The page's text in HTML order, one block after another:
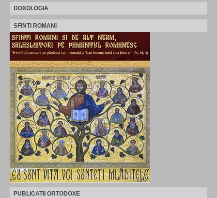
DOXOLOGIA
SFINTI ROMANI
PUBLICATII ORTODOXE